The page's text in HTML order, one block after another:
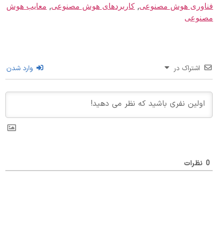
هوش مصنوعی,کاربردهای هوش مصنوعی,معایب هوش
اشتراک در وارد شدن